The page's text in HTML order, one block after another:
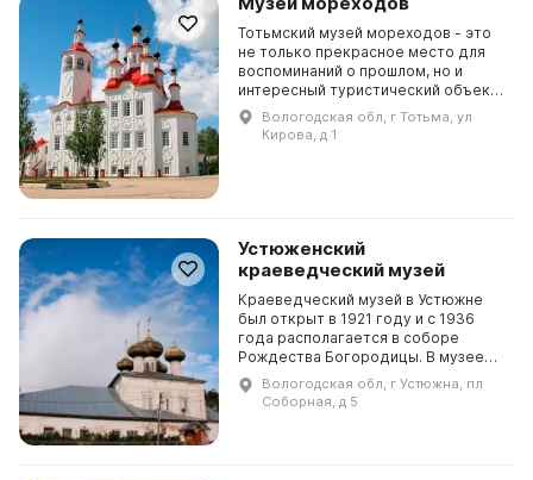
Тотьмский музей мореходов - это
не только прекрасное место для
воспоминаний о прошлом, но и
интересный туристический объект,
который привлекает
любознательных людей из разных
стран. В 1996 году в ч...
Вологодская обл, г Тотьма, ул
Кирова, д 1
Устюженский
краеведческий музей
Краеведческий музей в Устюжне
был открыт в 1921 году и с 1936
года располагается в соборе
Рождества Богородицы. В музее
представлены три отдела:
исторический, художественный и
выставочный. Отдел истор...
Вологодская обл, г Устюжна, пл
Соборная, д 5